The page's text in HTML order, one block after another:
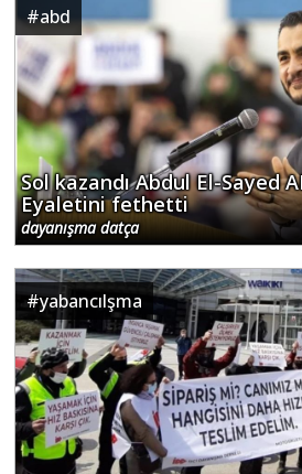
#abd
Sol kazandı Abdul El-Sayed
Eyaletini fethetti
dayanışma datça
#yabancılşma